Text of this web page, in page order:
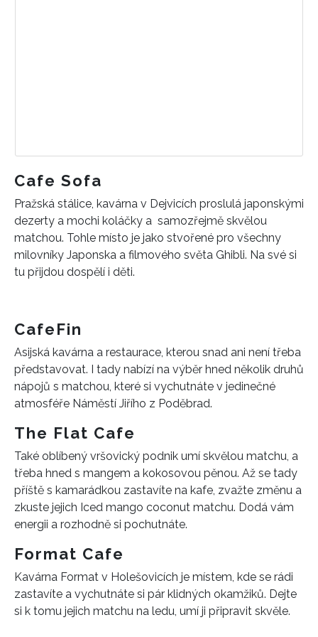
Cafe Sofa
Pražská stálice, kavárna v Dejvicích proslulá japonskými
dezerty a mochi koláčky a samozřejmě skvělou
matchou. Tohle místo je jako stvořené pro všechny
milovníky Japonska a filmového světa Ghibli. Na své si
tu přijdou dospělí i děti.
CafeFin
Asijská kavárna a restaurace, kterou snad ani není třeba
představovat. I tady nabízí na výběr hned několik druhů
nápojů s matchou, které si vychutnáte v jedinečné
atmosféře Náměstí Jiřího z Poděbrad.
The Flat Cafe
Také oblíbený vršovický podnik umí skvělou matchu, a
třeba hned s mangem a kokosovou pěnou. Až se tady
příště s kamarádkou zastavíte na kafe, zvažte změnu a
zkuste jejich Iced mango coconut matchu. Dodá vám
energii a rozhodně si pochutnáte.
Format Cafe
Kavárna Format v Holešovicích je místem, kde se rádi
zastavíte a vychutnáte si pár klidných okamžiků. Dejte
si k tomu jejich matchu na ledu, umí ji připravit skvěle.